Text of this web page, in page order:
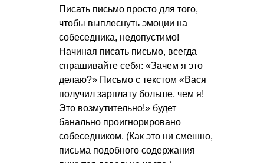
Писать письмо просто для того,
чтобы выплеснуть эмоции на
собеседника, недопустимо!
Начиная писать письмо, всегда
спрашивайте себя: «Зачем я это
делаю?» Письмо с текстом «Вася
получил зарплату больше, чем я!
Это возмутительно!» будет
банально проигнорировано
собеседником. (Как это ни смешно,
письма подобного содержания